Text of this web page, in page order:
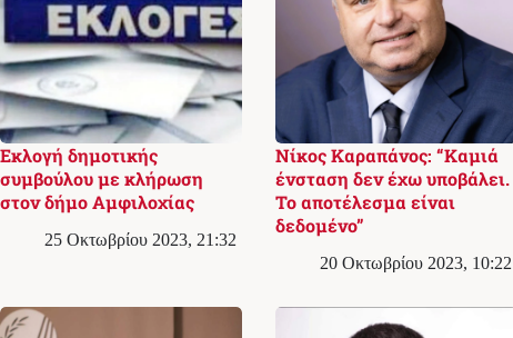
Εκλογή δημοτικής
συμβούλου με κλήρωση
στον δήμο Αμφιλοχίας
25 Οκτωβρίου 2023, 21:32
Νίκος Καραπάνος: “Καμιά
ένσταση δεν έχω υποβάλει.
Το αποτέλεσμα είναι
δεδομένο”
20 Οκτωβρίου 2023, 10:22